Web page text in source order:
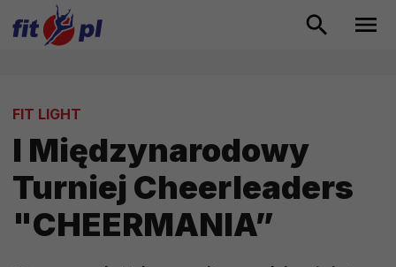
FIT LIGHT
I Międzynarodowy
Turniej Cheerleaders
"CHEERMANIA”